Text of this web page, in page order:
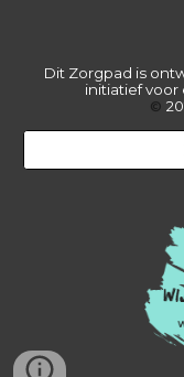
Dit Zorgpad is
initiatief
©